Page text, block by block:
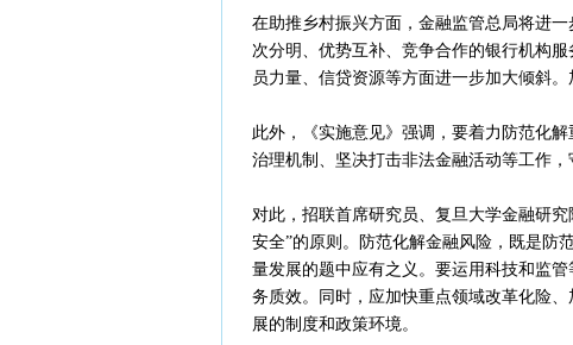
在助推乡村振兴方面，金融监管总局将进
次分明、优势互补、竞争合作的银行机构
员力量、信贷资源等方面进一步加大倾斜。
此外，《实施意见》强调，要着力防范化
治理机制、坚决打击非法金融活动等工作，
对此，招联首席研究员、复旦大学金融研
安全”的原则。防范化解金融风险，既是防
量发展的题中应有之义。要运用科技和监
务质效。同时，应加快重点领域改革化险
展的制度和政策环境。